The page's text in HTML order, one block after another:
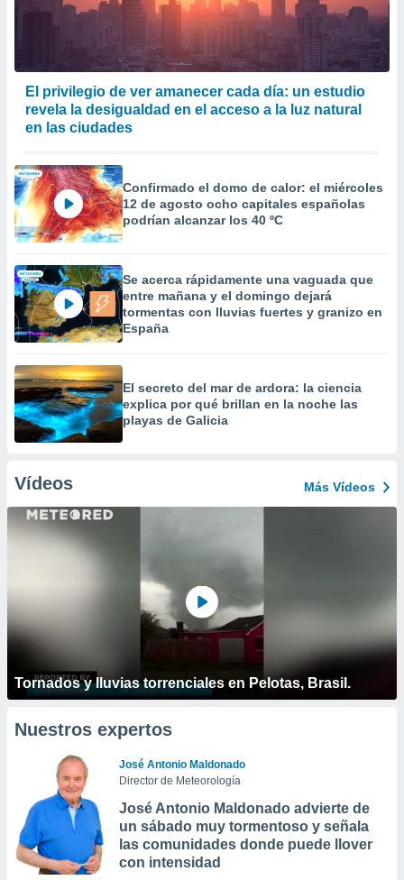
El privilegio de ver amanecer cada día: un estudio
revela la desigualdad en el acceso a la luz natural
en las ciudades
Confirmado el domo de calor: el miércoles
12 de agosto ocho capitales españolas
podrían alcanzar los 40 ºC
Se acerca rápidamente una vaguada que
entre mañana y el domingo dejará
tormentas con lluvias fuertes y granizo en
España
El secreto del mar de ardora: la ciencia
explica por qué brillan en la noche las
playas de Galicia
Vídeos Más Vídeos
Tornados y lluvias torrenciales en Pelotas, Brasil.
Nuestros expertos
José Antonio Maldonado
Director de Meteorología
José Antonio Maldonado advierte de
un sábado muy tormentoso y señala
las comunidades donde puede llover
con intensidad